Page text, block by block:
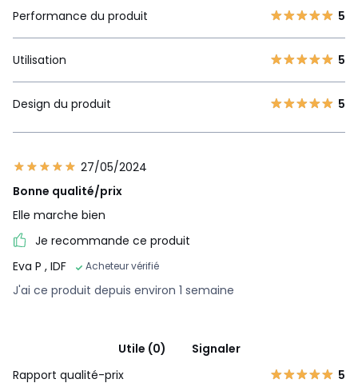
Performance du produit 5
Utilisation 5
Design du produit 5
27/05/2024
Bonne qualité/prix
Elle marche bien
Je recommande ce produit
Eva P , IDF Acheteur vérifié
J'ai ce produit depuis environ 1 semaine
Utile (0)
Signaler
Rapport qualité-prix
5